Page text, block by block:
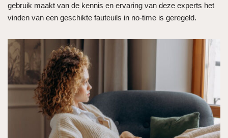
gebruik maakt van de kennis en ervaring van deze experts het
vinden van een geschikte fauteuils in no-time is geregeld.